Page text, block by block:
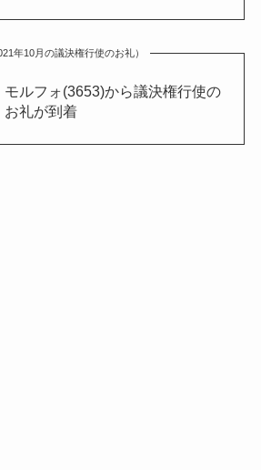
年10月の議決権行使のお礼）
モルフォ(3653)から議決権行使の
お礼が到着